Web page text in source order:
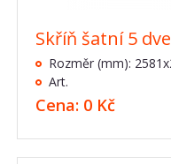
Skříň šatní 5
Rozměr (mm):
Art.
Cena: 0 Kč